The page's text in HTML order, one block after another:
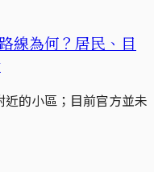
線為何？居民、目
的小區；目前官方並未